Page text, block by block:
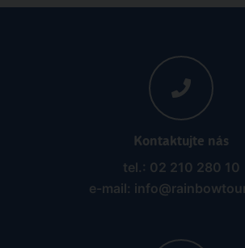
Kontaktujte nás
tel.: 02 210 280 10
e-mail: